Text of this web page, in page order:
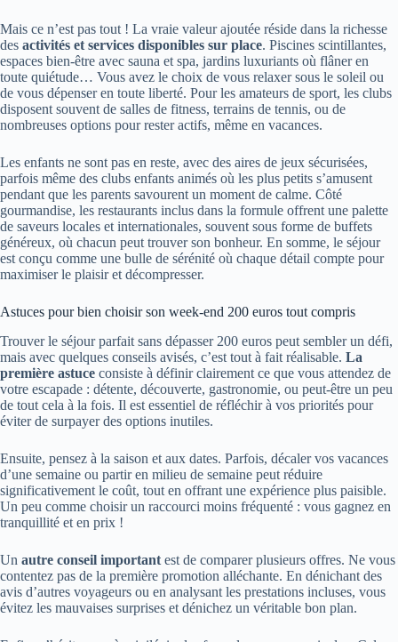
Mais ce n’est pas tout ! La vraie valeur ajoutée réside dans la richesse
des activités et services disponibles sur place. Piscines scintillantes,
espaces bien-être avec sauna et spa, jardins luxuriants où flâner en
toute quiétude… Vous avez le choix de vous relaxer sous le soleil ou
de vous dépenser en toute liberté. Pour les amateurs de sport, les clubs
disposent souvent de salles de fitness, terrains de tennis, ou de
nombreuses options pour rester actifs, même en vacances.
Les enfants ne sont pas en reste, avec des aires de jeux sécurisées,
parfois même des clubs enfants animés où les plus petits s’amusent
pendant que les parents savourent un moment de calme. Côté
gourmandise, les restaurants inclus dans la formule offrent une palette
de saveurs locales et internationales, souvent sous forme de buffets
généreux, où chacun peut trouver son bonheur. En somme, le séjour
est conçu comme une bulle de sérénité où chaque détail compte pour
maximiser le plaisir et décompresser.
Astuces pour bien choisir son week-end 200 euros tout compris
Trouver le séjour parfait sans dépasser 200 euros peut sembler un défi,
mais avec quelques conseils avisés, c’est tout à fait réalisable. La
première astuce consiste à définir clairement ce que vous attendez de
votre escapade : détente, découverte, gastronomie, ou peut-être un peu
de tout cela à la fois. Il est essentiel de réfléchir à vos priorités pour
éviter de surpayer des options inutiles.
Ensuite, pensez à la saison et aux dates. Parfois, décaler vos vacances
d’une semaine ou partir en milieu de semaine peut réduire
significativement le coût, tout en offrant une expérience plus paisible.
Un peu comme choisir un raccourci moins fréquenté : vous gagnez en
tranquillité et en prix !
Un autre conseil important est de comparer plusieurs offres. Ne vous
contentez pas de la première promotion alléchante. En dénichant des
avis d’autres voyageurs ou en analysant les prestations incluses, vous
évitez les mauvaises surprises et dénichez un véritable bon plan.